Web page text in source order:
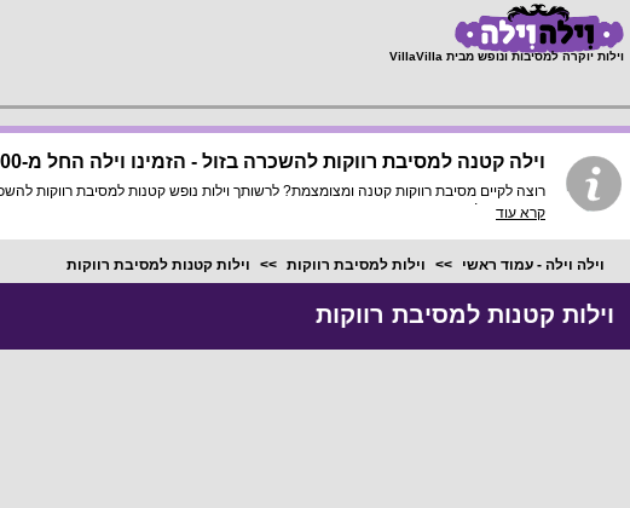
וילות יוקרה למסיבות ונופש מבית VillaVilla
וילה קטנה למסיבת רווקות להשכרה בזול - הזמינו וילה החל מ-2000 ש"ח ללילה!
נמצאת כאן!
קרא עוד
וילה וילה - עמוד ראשי וילות למסיבת רווקות וילות קטנות למסיבת רווקות
וילות קטנות למסיבת רווקות